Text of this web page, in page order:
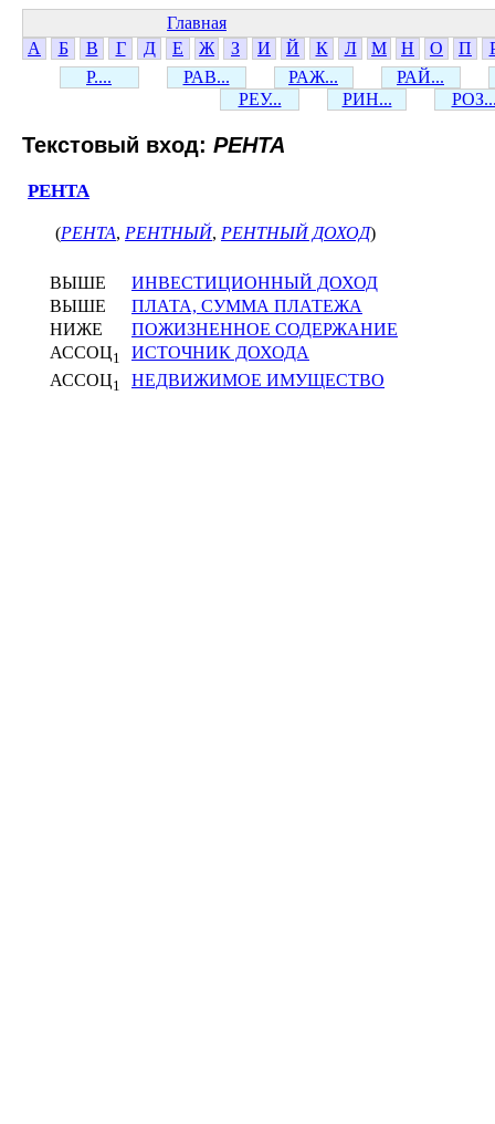
Главная
А
Б В Г Д Е Ж З И Й К Л М Н О П
Р....
РАВ... РАЖ...
РАЙ...
РЕУ...
РИН...
Текстовый вход: РЕНТА
РЕНТА
(РЕНТА, РЕНТНЫЙ, РЕНТНЫЙ ДОХОД)
ВЫШЕ
ИНВЕСТИЦИОННЫЙ ДОХОД
ВЫШЕ
ПЛАТА, СУММА ПЛАТЕЖА
НИЖЕ
ПОЖИЗНЕННОЕ СОДЕРЖАНИЕ
АССОЦ1
ИСТОЧНИК ДОХОДА
АССОЦ1 НЕДВИЖИМОЕ ИМУЩЕСТВО